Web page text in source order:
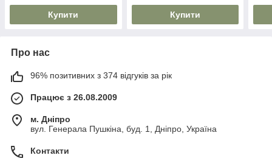
Купити Купити
Про нас
96% позитивних з 374 відгуків за рік
Працює з 26.08.2009
м. Дніпро
вул. Генерала Пушкіна, буд. 1, Дніпро, Україна
Контакти